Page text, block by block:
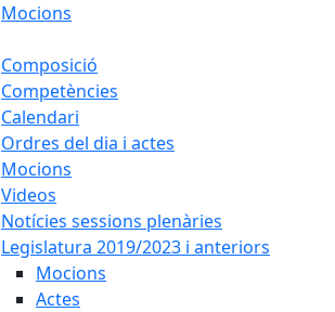
Mocions
Composició
Competències
Calendari
Ordres del dia i actes
Mocions
Videos
Notícies sessions plenàries
Legislatura 2019/2023 i anteriors
Mocions
Actes